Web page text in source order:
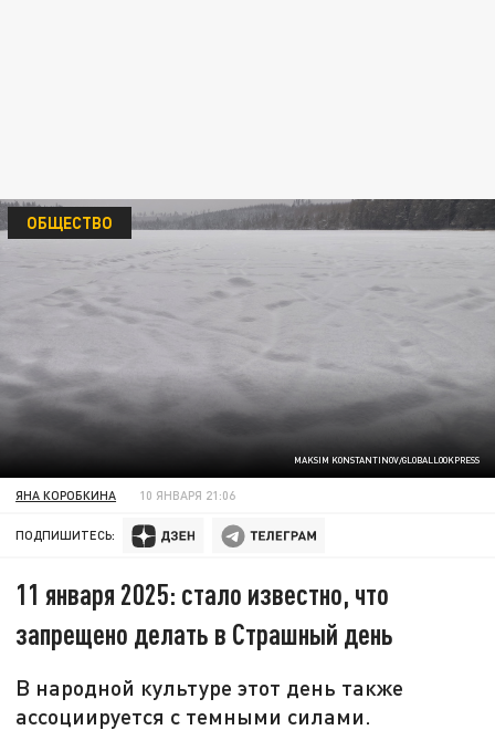
MAKSIM KONSTANTINOV/GLOBALLOOKPRESS
ОБЩЕСТВО
ЯНА КОРОБКИНА 10 ЯНВАРЯ 21:06
ПОДПИШИТЕСЬ:
11 января 2025: стало известно, что
запрещено делать в Страшный день
В народной культуре этот день также
ассоциируется с темными силами.